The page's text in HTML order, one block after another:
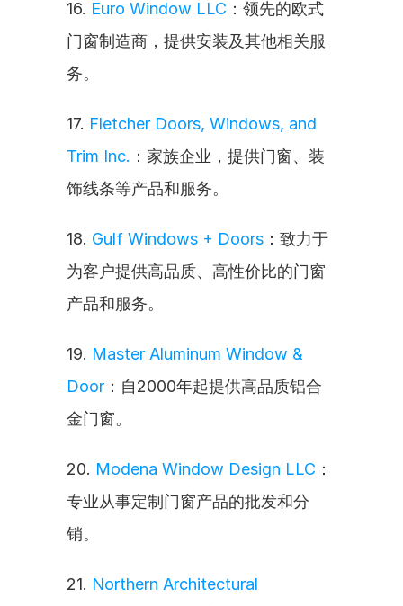
16. Euro Window LLC ：领先的欧式
门窗制造商，提供安装及其他相关服
务。
17. Fletcher Doors, Windows, and
Trim Inc. ：家族企业，提供门窗、装
饰线条等产品和服务。
18. Gulf Windows + Doors ：致力于
为客户提供高品质、高性价比的门窗
产品和服务。
19. Master Aluminum Window &
Door ：自2000年起提供高品质铝合
金门窗。
20. Modena Window Design LLC ：
专业从事定制门窗产品的批发和分
销。
21. Northern Architectural